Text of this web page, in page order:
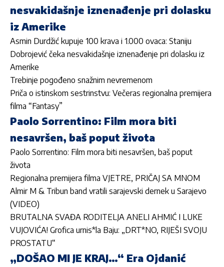
nesvakidašnje iznenađenje pri dolasku
iz Amerike
Asmin Durdžić kupuje 100 krava i 1.000 ovaca: Staniju
Dobrojević čeka nesvakidašnje iznenađenje pri dolasku iz
Amerike
Trebinje pogođeno snažnim nevremenom
Priča o istinskom sestrinstvu: Večeras regionalna premijera
filma “Fantasy”
Paolo Sorrentino: Film mora biti
nesavršen, baš poput života
Paolo Sorrentino: Film mora biti nesavršen, baš poput
života
Regionalna premijera filma VJETRE, PRIČAJ SA MNOM
Almir M & Tribun band vratili sarajevski dernek u Sarajevo
(VIDEO)
BRUTALNA SVAĐA RODITELJA ANELI AHMIĆ I LUKE
VUJOVIĆA! Grofica urnis*la Baju: „DRT*NO, RIJEŠI SVOJU
PROSTATU“
„DOŠAO MI JE KRAJ…“ Era Ojdanić